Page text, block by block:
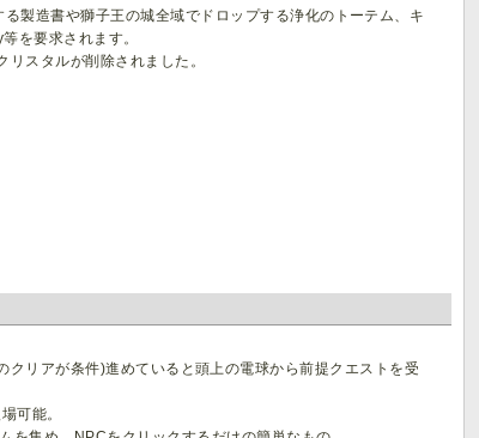
製造書や獅子王の城全域でドロップする浄化のトーテム、キ
を要求されます。
スタルが削除されました。
リアが条件)進めていると頭上の電球から前提クエストを受
可能。